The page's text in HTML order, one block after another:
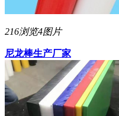
216浏览4图片
尼龙棒生产厂家